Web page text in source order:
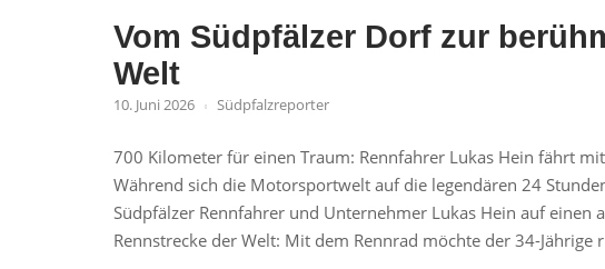
Vom Südpfälzer Dorf zur
Welt
10. Juni 2026 Südpfalzreporter
700 Kilometer für einen Traum: Rennfahrer Lukas Hein fährt
Während sich die Motorsportwelt auf die legendären 24
Südpfälzer Rennfahrer und Unternehmer Lukas Hein auf einen
Rennstrecke der Welt: Mit dem Rennrad möchte der 34-Jährige